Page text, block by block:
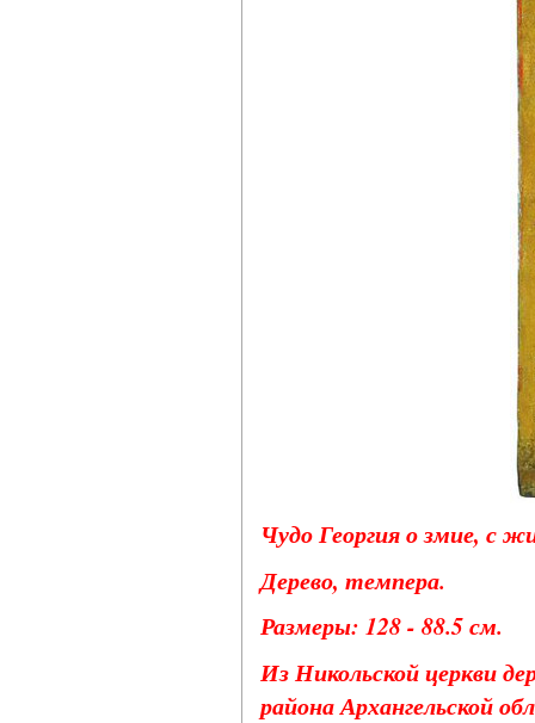
Чудо Георгия о змие, с
Дерево, темпера.
Размеры: 128 - 88.5 см.
Из Никольской церкви
района Архангельской